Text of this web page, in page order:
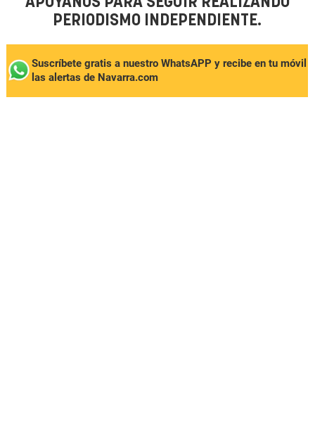
PERIODISMO INDEPENDIENTE.
Suscríbete gratis a nuestro WhatsAPP y recibe en tu móvil
las alertas de Navarra.com